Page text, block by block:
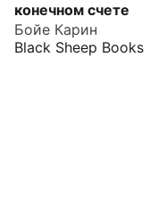
конечном счете
Бойе Карин
Black Sheep Books